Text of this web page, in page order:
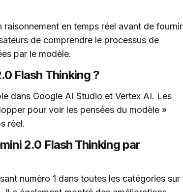
en temps réel avant de fournir
de comprendre le processus de
par le modèle.
Flash Thinking ?
dans Google AI Studio et Vertex AI. Les
pour voir les pensées du modèle »
réel.
2.0 Flash Thinking par
numéro 1 dans toutes les catégories sur